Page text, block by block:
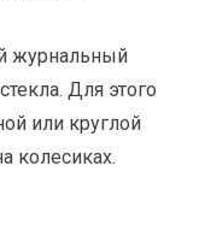
журнальный
Для этого
или круглой
колесиках.